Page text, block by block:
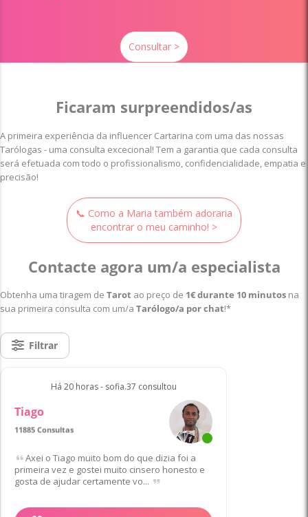
Consultar >
Ficaram surpreendidos/as
A primeira experiência da influencer Cartarina com uma das nossas
Tarólogas - uma consulta excecional! Tem a garantia que cada consulta
será efetuada com todo o profissionalismo, confidencialidade, empatia e
precisão!
📞 Como a Maria também adoraria
encontrar o meu caminho! >
Contacte agora um/a especialista
Obtenha uma tiragem de Tarot ao preço de 1€ durante 10 minutos na
sua primeira consulta com um/a Tarólogo/a por chat!*
Filtrar
Há 20 horas - sofia.37 consultou
Tiago
11885 Consultas
Axei o Tiago muito bom do que dizia foi a
primeira vez e gostei muito cinsero honesto e
gosta de ajudar certamente vo...